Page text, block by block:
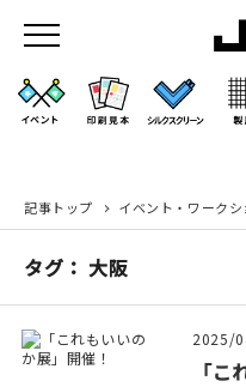
JAMのこと
お店/ワークスペース
記事トップ イベント・ワーク
タグ： 大阪
2025/
「